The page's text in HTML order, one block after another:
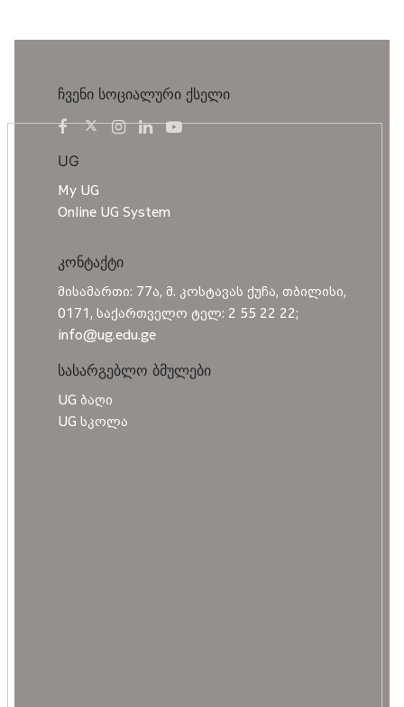
ჩვენი სოციალური ქსელი
UG
My UG
Online UG System
კონტაქტი
მისამართი: 77ა, მ. კოსტავას ქუჩა, თბილისი,
0171, საქართველო ტელ: 2 55 22 22;
info@ug.edu.ge
სასარგებლო ბმულები
UG ბაღი
UG სკოლა